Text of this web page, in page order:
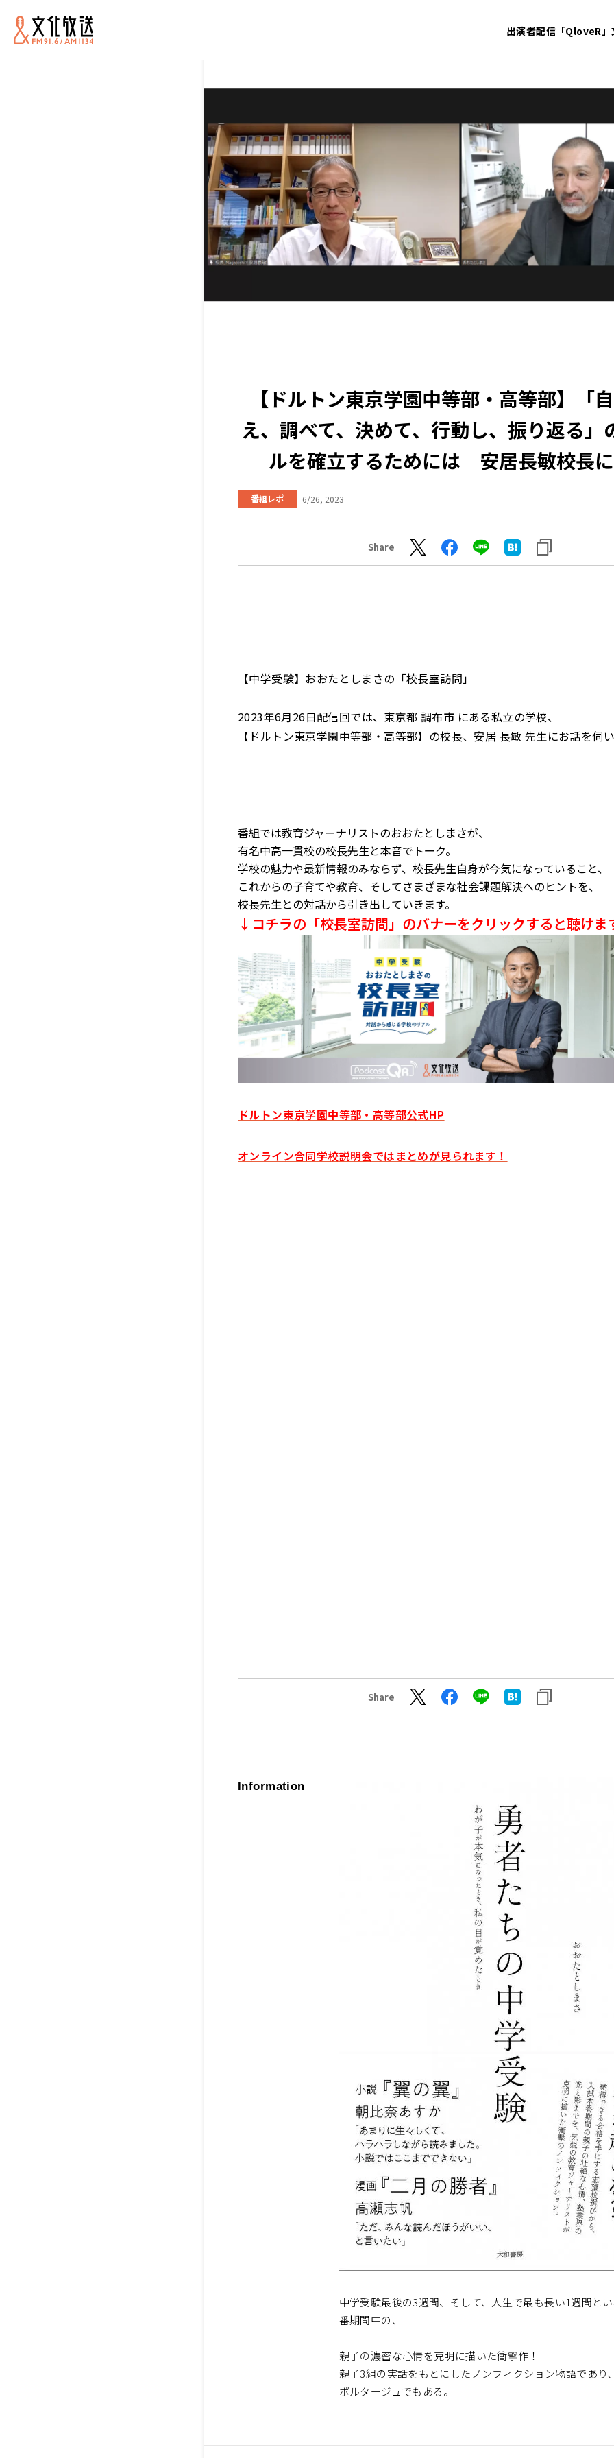
出演者配信「QloveR」
【ドルトン東京学園中等部・高等部】「
え、調べて、決めて、行動し、振り返る」
ルを確立するためには 安居長敏校長
番組レポ 6/26, 2023
Share
【中学受験】おおたとしまさの「校長室訪問」
2023年6月26日配信回では、東京都 調布市 にある私立の学校、
【ドルトン東京学園中等部・高等部】の校長、安居 長敏 先生にお話を伺
番組では教育ジャーナリストのおおたとしまさが、
有名中高一貫校の校長先生と本音でトーク。
学校の魅力や最新情報のみならず、校長先生自身が今気になっていること、
これからの子育てや教育、そしてさまざまな社会課題解決へのヒントを、
校長先生との対話から引き出していきます。
↓コチラの「校長室訪問」のバナーをクリックすると聴け
ドルトン東京学園中等部・高等部公式HP
オンライン合同学校説明会ではまとめが見られます！
Share
Information
中学受験最後の3週間、そして、人生で最も長い1週間と
番期間中の、
親子の濃密な心情を克明に描いた衝撃作！
親子3組の実話をもとにしたノンフィクション物語であり
ポルタージュでもある。